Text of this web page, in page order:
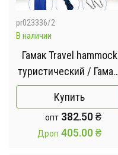
pr023336/2
В наличии
Гамак Travel hammock
туристический / Гамак-
качели подвесной
нейлоновый Синий
Купить
опт 382.50₴
Дроп 405.00₴